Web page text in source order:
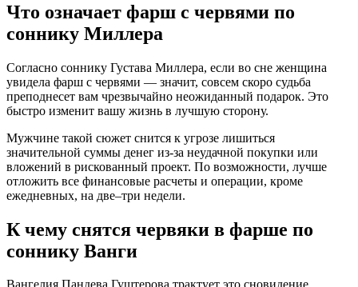
Что означает фарш с червями по
соннику Миллера
Согласно соннику Густава Миллера, если во сне женщина
увидела фарш с червями — значит, совсем скоро судьба
преподнесет вам чрезвычайно неожиданный подарок. Это
быстро изменит вашу жизнь в лучшую сторону.
Мужчине такой сюжет снится к угрозе лишиться
значительной суммы денег из-за неудачной покупки или
вложений в рискованный проект. По возможности, лучше
отложить все финансовые расчеты и операции, кроме
ежедневных, на две–три недели.
К чему снятся червяки в фарше по
соннику Ванги